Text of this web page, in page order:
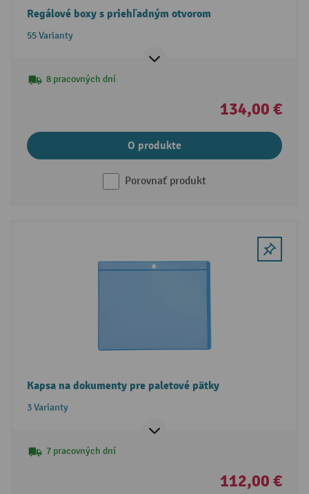
Regálové boxy s priehľadným otvorom
55 Varianty
8 pracovných dní
134,00 €
O produkte
Porovnať produkt
Kapsa na dokumenty pre paletové pätky
3 Varianty
7 pracovných dní
112,00 €